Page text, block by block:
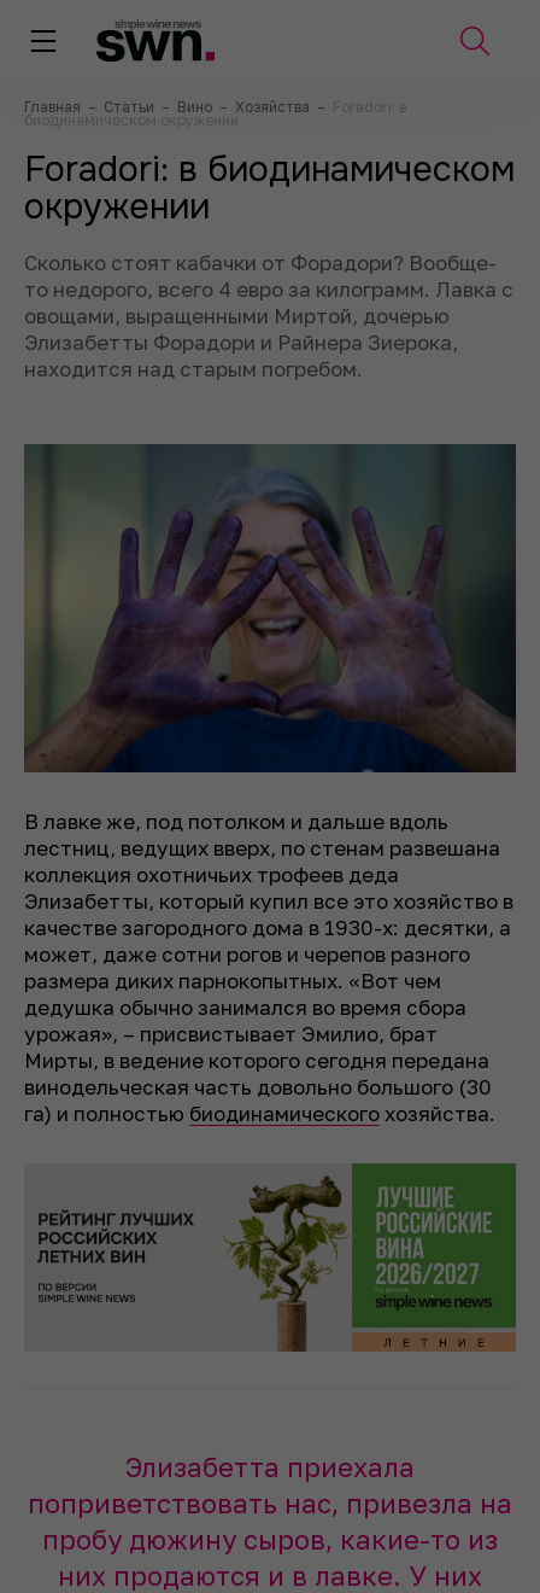
Главная – Статьи – Вино – Хозяйства – Foradori: в
биодинамическом окружении
Foradori: в биодинамическом
окружении
Сколько стоят кабачки от Форадори? Вообще-
то недорого, всего 4 евро за килограмм. Лавка с
овощами, выращенными Миртой, дочерью
Элизабетты Форадори и Райнера Зиерока,
находится над старым погребом.
В лавке же, под потолком и дальше вдоль
лестниц, ведущих вверх, по стенам развешана
коллекция охотничьих трофеев деда
Элизабетты, который купил все это хозяйство в
качестве загородного дома в 1930-х: десятки, а
может, даже сотни рогов и черепов разного
размера диких парнокопытных. «Вот чем
дедушка обычно занимался во время сбора
урожая», – присвистывает Эмилио, брат
Мирты, в ведение которого сегодня передана
винодельческая часть довольно большого (30
га) и полностью биодинамического хозяйства.
Элизабетта приехала
поприветствовать нас, привезла на
пробу дюжину сыров, какие-то из
них продаются и в лавке. У них